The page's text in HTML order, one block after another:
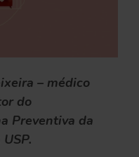
– médico
do
Preventiva da